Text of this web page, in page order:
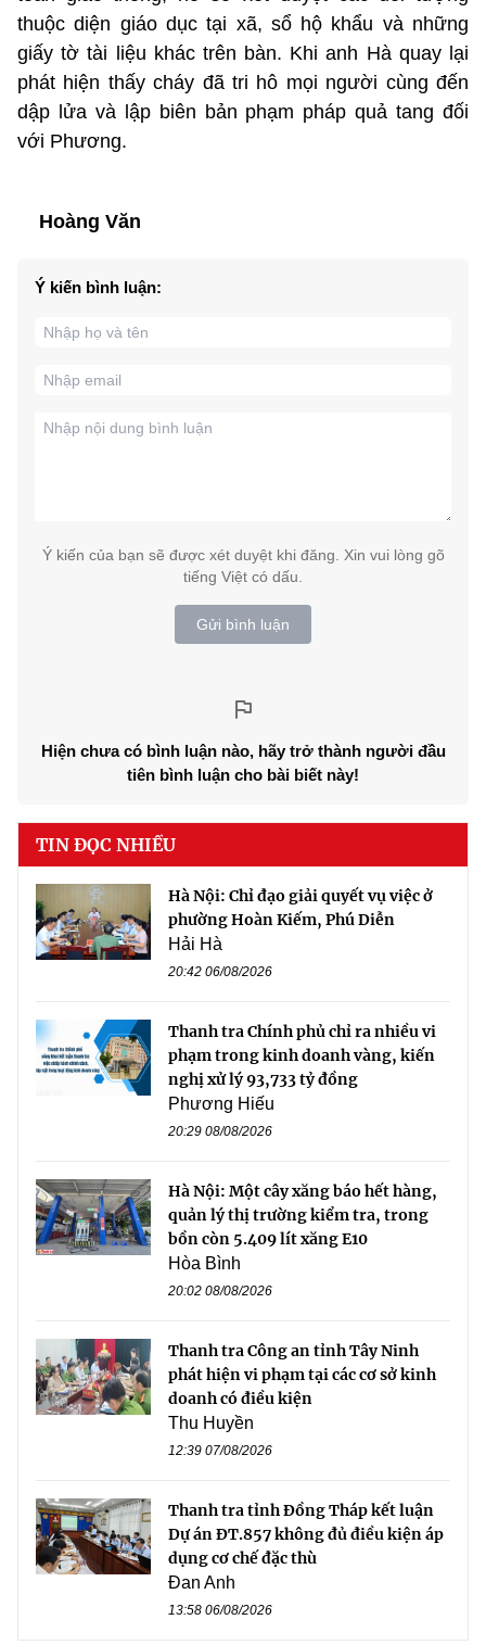
thuộc diện giáo dục tại xã, sổ hộ khẩu và những
giấy tờ tài liệu khác trên bàn. Khi anh Hà quay lại
phát hiện thấy cháy đã tri hô mọi người cùng đến
dập lửa và lập biên bản phạm pháp quả tang đối
với Phương.
Hoàng Văn
Ý kiến bình luận:
Ý kiến của bạn sẽ được xét duyệt khi đăng. Xin vui lòng gõ
tiếng Việt có dấu.
Gửi bình luận
Hiện chưa có bình luận nào, hãy trở thành người đầu
tiên bình luận cho bài biết này!
TIN ĐỌC NHIỀU
Hà Nội: Chỉ đạo giải quyết vụ việc ở
phường Hoàn Kiếm, Phú Diễn
Hải Hà
20:42 06/08/2026
Thanh tra Chính phủ chỉ ra nhiều vi
phạm trong kinh doanh vàng, kiến
nghị xử lý 93,733 tỷ đồng
Phương Hiếu
20:29 08/08/2026
Hà Nội: Một cây xăng báo hết hàng,
quản lý thị trường kiểm tra, trong
bồn còn 5.409 lít xăng E10
Hòa Bình
20:02 08/08/2026
Thanh tra Công an tỉnh Tây Ninh
phát hiện vi phạm tại các cơ sở kinh
doanh có điều kiện
Thu Huyền
12:39 07/08/2026
Thanh tra tỉnh Đồng Tháp kết luận
Dự án ĐT.857 không đủ điều kiện áp
dụng cơ chế đặc thù
Đan Anh
13:58 06/08/2026